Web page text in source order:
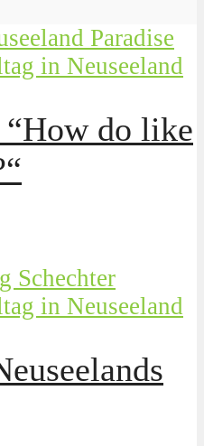
in Neuseeland
do like
in Neuseeland